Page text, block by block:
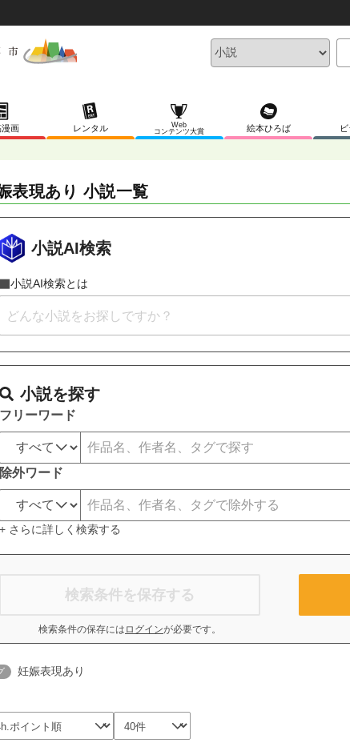
画 レンタル
Web
コンテンツ大賞
絵本ひろば
表現あり 小説一覧
小説AI検索
小説AI検索とは
小説を探す
フリーワード
除外ワード
+ さらに詳しく検索する
検索条件を保存する
検索条件の保存には ログインが必要です。
妊娠表現あり